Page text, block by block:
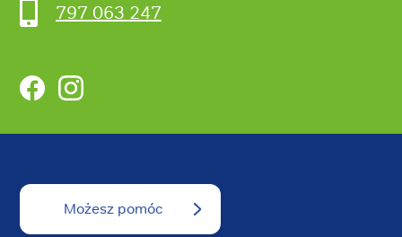
797 063 247
FacebookInstagram
Możesz pomóc